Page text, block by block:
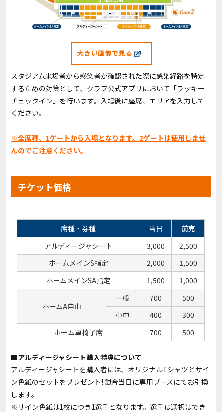
大きい画像で見る
スタジアム来場者から感染者が確認された際に感染経路を特定
するための対策として、クラブ公式アプリにおいて「ラッキー
チェックイン」を行います。入場後に座席、エリアを入力して
ください。
※全席種、1ゲートから入場となります。2ゲートは使用しませ
んのでご注意ください。
チケット価格
席種・券種 当日
前売
アルディージャシート
3,000
2,500
ホームメインS指定
2,000
1,500
ホームメインSA指定
1,500 1,000
ホームA自由
一般 700
500
小中
400
300
ホーム車椅子席
700 500
■アルディージャシート購入特典について
アルディージャシートを購入者には、オリジナルTシャツとサイ
ン色紙のセットをプレゼント! 試合当日に専用ブースにてお引換
します。
※サイン色紙は1枚につき1選手となります。選手は選択はでき